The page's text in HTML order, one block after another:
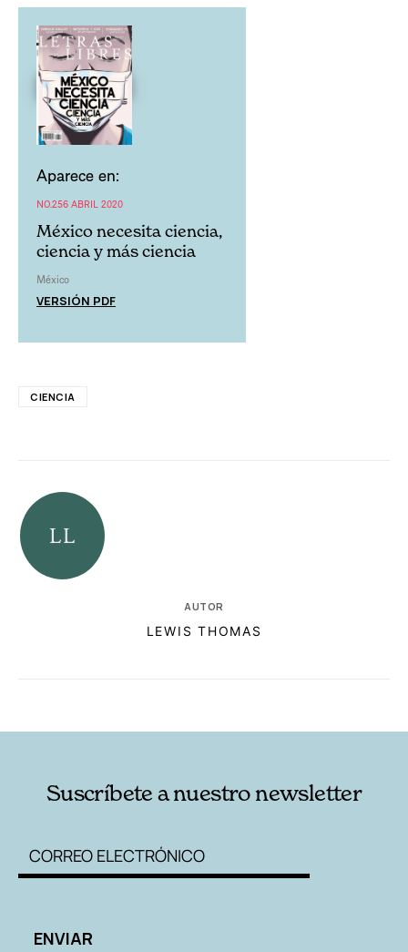
Aparece en:
NO.256 ABRIL 2020
México necesita ciencia,
ciencia y más ciencia
México
VERSIÓN PDF
CIENCIA
AUTOR
LEWIS THOMAS
Suscríbete a nuestro newsletter